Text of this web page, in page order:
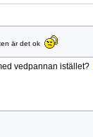
är det ok
vedpannan istället?